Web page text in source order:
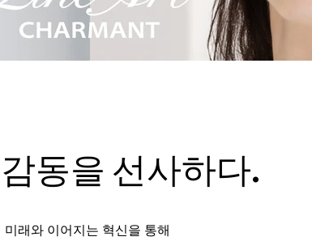
감동을 선사하다.
미래와 이어지는 혁신을 통해